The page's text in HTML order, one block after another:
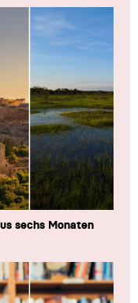
sechs Monaten